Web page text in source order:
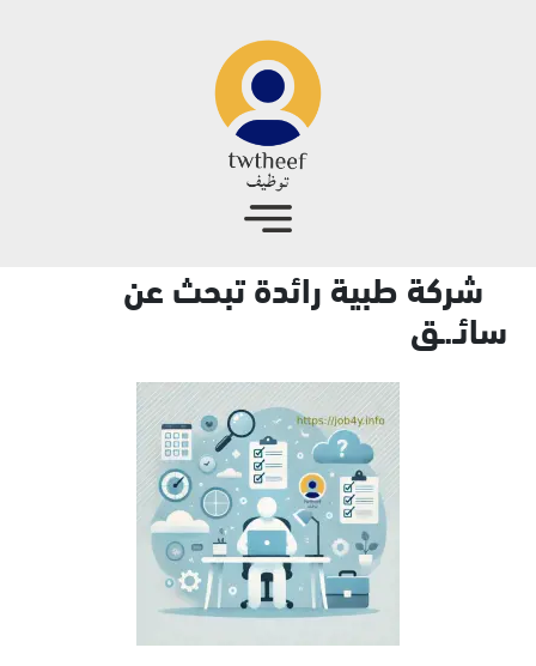
شركة طبية رائدة تبحث عن
سائـ.ـق